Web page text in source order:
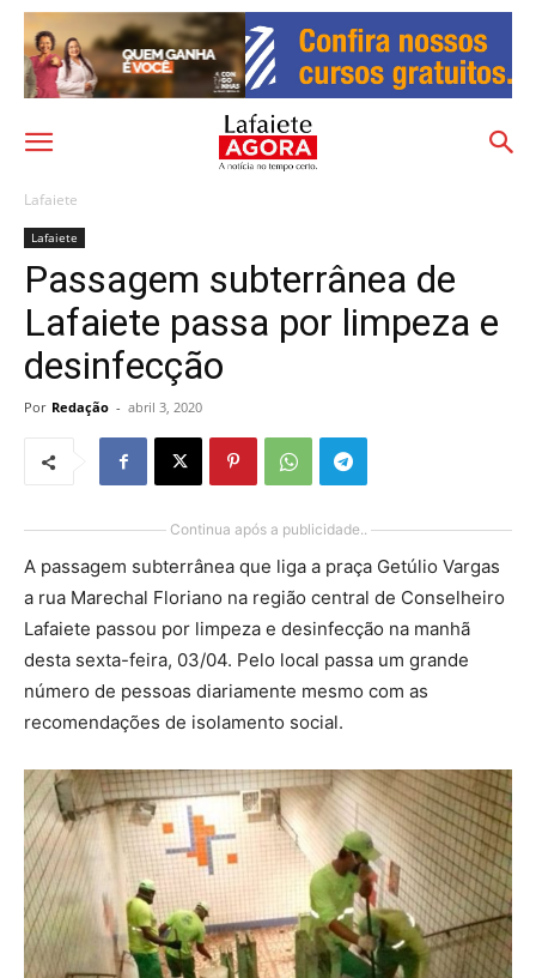
Lafaiete
Lafaiete
Passagem subterrânea de
Lafaiete passa por limpeza e
desinfecção
Por Redação - abril 3, 2020
Continua após a publicidade..
A passagem subterrânea que liga a praça Getúlio Vargas
a rua Marechal Floriano na região central de Conselheiro
Lafaiete passou por limpeza e desinfecção na manhã
desta sexta-feira, 03/04. Pelo local passa um grande
número de pessoas diariamente mesmo com as
recomendações de isolamento social.